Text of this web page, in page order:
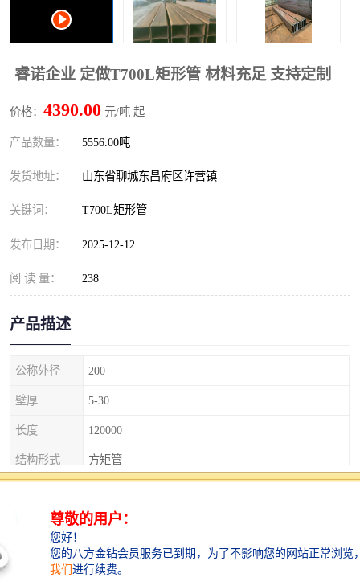
睿诺企业 定做T700L矩形管 材料充足 支持定制
价格： 4390.00 元/吨 起
产品数量： 5556.00吨
发货地址： 山东省聊城东昌府区许营镇
关键词： T700L矩形管
发布日期： 2025-12-12
阅 读 量： 238
产品描述
公称外径 200
壁厚 5-30
长度 120000
结构形式 方矩管
30*60
T700L
结构